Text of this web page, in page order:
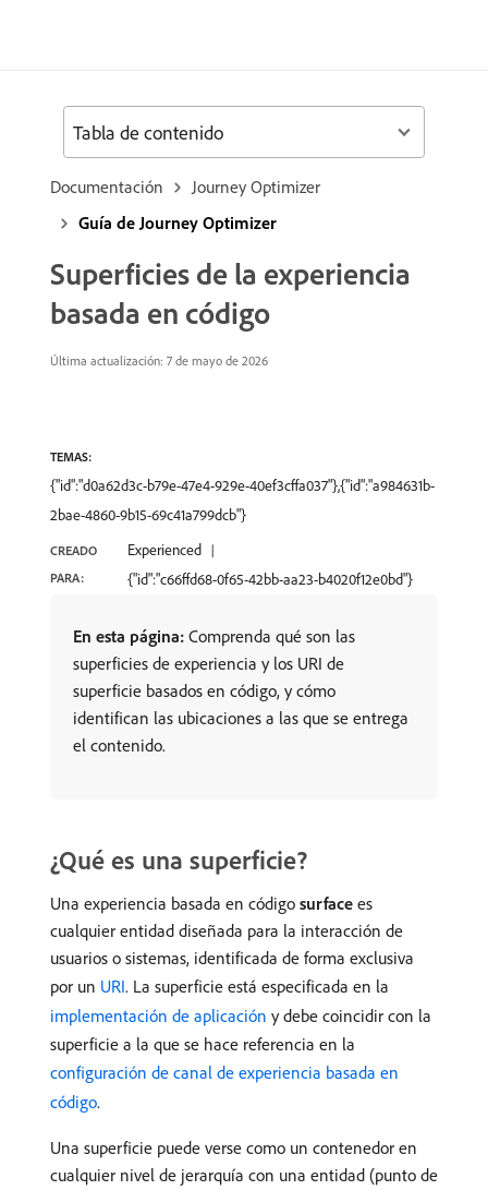
Documentación
Journey Optimizer
Guía de Journey Optimizer
Superficies de la experiencia
basada en código
Última actualización: 7 de mayo de 2026
TEMAS:
{"id":"d0a62d3c-b79e-47e4-929e-40ef3cffa037"},{"id":"a984631b-
2bae-4860-9b15-69c41a799dcb"}
CREADO
PARA:
Experienced
{"id":"c66ffd68-0f65-42bb-aa23-b4020f12e0bd"}
En esta página: Comprenda qué son las
superficies de experiencia y los URI de
superficie basados en código, y cómo
identifican las ubicaciones a las que se entrega
el contenido.
¿Qué es una superficie?
Una experiencia basada en código surface es
cualquier entidad diseñada para la interacción de
usuarios o sistemas, identificada de forma exclusiva
por un URI. La superficie está especificada en la
implementación de aplicación y debe coincidir con la
superficie a la que se hace referencia en la
configuración de canal de experiencia basada en
código.
Una superficie puede verse como un contenedor en
cualquier nivel de jerarquía con una entidad (punto de
Tabla de contenido